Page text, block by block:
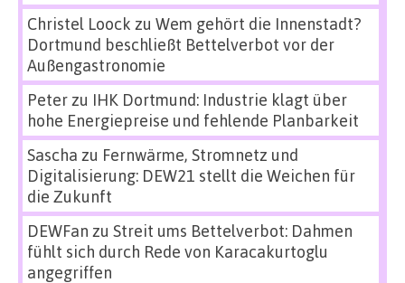
Christel Loock zu Wem gehört die Innenstadt?
Dortmund beschließt Bettelverbot vor der
Außengastronomie
Peterzu IHK Dortmund: Industrie klagt über
hohe Energiepreise und fehlende Planbarkeit
Sascha zu Fernwärme, Stromnetz und
Digitalisierung: DEW21 stellt die Weichen für
die Zukunft
DEWFan zu Streit ums Bettelverbot: Dahmen
fühlt sich durch Rede von Karacakurtoglu
angegriffen